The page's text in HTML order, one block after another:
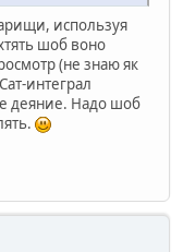
используя
шоб воно
(не знаю як
интеграл
деяние. Надо шоб